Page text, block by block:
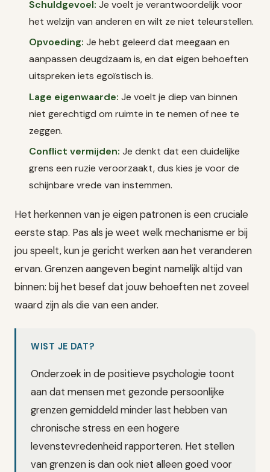
Schuldgevoel: Je voelt je verantwoordelijk voor
het welzijn van anderen en wilt ze niet teleurstellen.
Opvoeding: Je hebt geleerd dat meegaan en
aanpassen deugdzaam is, en dat eigen behoeften
uitspreken iets egoïstisch is.
Lage eigenwaarde: Je voelt je diep van binnen
niet gerechtigd om ruimte in te nemen of nee te
zeggen.
Conflict vermijden: Je denkt dat een duidelijke
grens een ruzie veroorzaakt, dus kies je voor de
schijnbare vrede van instemmen.
Het herkennen van je eigen patronen is een cruciale
eerste stap. Pas als je weet welk mechanisme er bij
jou speelt, kun je gericht werken aan het veranderen
ervan. Grenzen aangeven begint namelijk altijd van
binnen: bij het besef dat jouw behoeften net zoveel
waard zijn als die van een ander.
WIST JE DAT?
Onderzoek in de positieve psychologie toont
aan dat mensen met gezonde persoonlijke
grenzen gemiddeld minder last hebben van
chronische stress en een hogere
levenstevredenheid rapporteren. Het stellen
van grenzen is dan ook niet alleen goed voor